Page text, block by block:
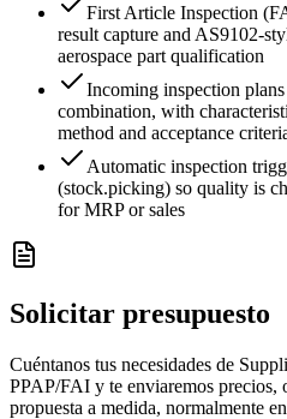
First Article Inspection
result capture and AS9102-
aerospace part qualification
Incoming inspection
combination, with
method and acceptance
Automatic inspection
(stock.picking) so quality is
for MRP or sales
Solicitar presupuesto
Cuéntanos tus necesidades de
PPAP/FAI y te enviaremos precios,
propuesta a medida, normalmente